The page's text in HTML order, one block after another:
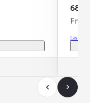
689
Läs mer